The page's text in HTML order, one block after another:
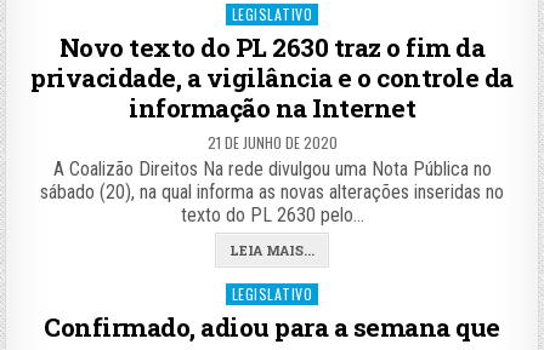
Posted
LEGISLATIVO
Novo texto do PL 2630 traz o fim da
privacidade, a vigilância e o controle da
informação na Internet
21 DE JUNHO DE 2020
A Coalizão Direitos Na rede divulgou uma Nota Pública no
sábado (20), na qual informa as novas alterações inseridas no
texto do PL 2630 pelo…
LEIA MAIS...
Posted
in
LEGISLATIVO
Confirmado, adiou para a semana que